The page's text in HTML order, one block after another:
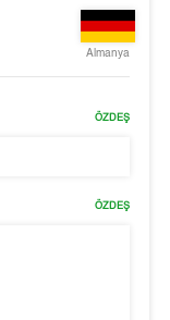
Almanya
ÖZDEŞ
ÖZDEŞ